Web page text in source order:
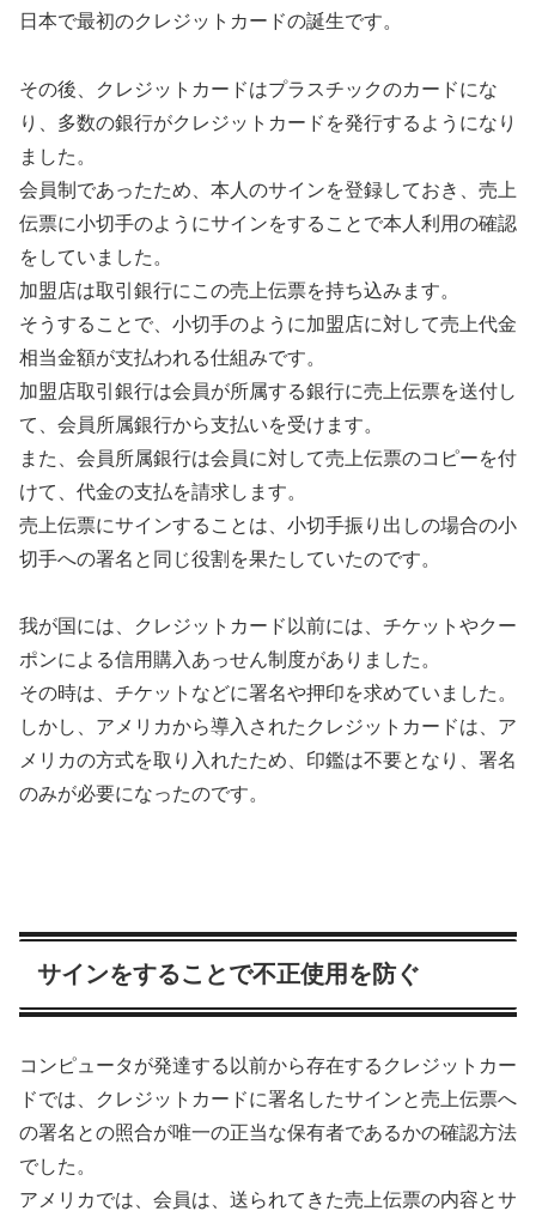
日本で最初のクレジットカードの誕生です。
その後、クレジットカードはプラスチックのカードにな
り、多数の銀行がクレジットカードを発行するようになり
ました。
会員制であったため、本人のサインを登録しておき、売上
伝票に小切手のようにサインをすることで本人利用の確認
をしていました。
加盟店は取引銀行にこの売上伝票を持ち込みます。
そうすることで、小切手のように加盟店に対して売上代金
相当金額が支払われる仕組みです。
加盟店取引銀行は会員が所属する銀行に売上伝票を送付し
て、会員所属銀行から支払いを受けます。
また、会員所属銀行は会員に対して売上伝票のコピーを付
けて、代金の支払を請求します。
売上伝票にサインすることは、 小切手振り出しの場合の小
切手への署名と同じ役割 を果たしていたのです。
我が国には、クレジットカード以前には、チケットやクー
ポンによる信用購入あっせん制度がありました。
その時は、チケットなどに署名や押印を求めていました。
しかし、アメリカから導入されたクレジットカードは、 ア
メリカの方式を取り入れたため、印鑑は不要となり、署名
のみが必要になったのです。
サインをすることで不正使用を防ぐ
コンピュータが発達する以前から存在するクレジットカー
ドでは、
クレジットカードに署名したサインと売上伝票へ
の署名との照合が唯一の正当な保有者であるかの確認方法
でした。
アメリカでは、会員は、送られてきた売上伝票の内容とサ